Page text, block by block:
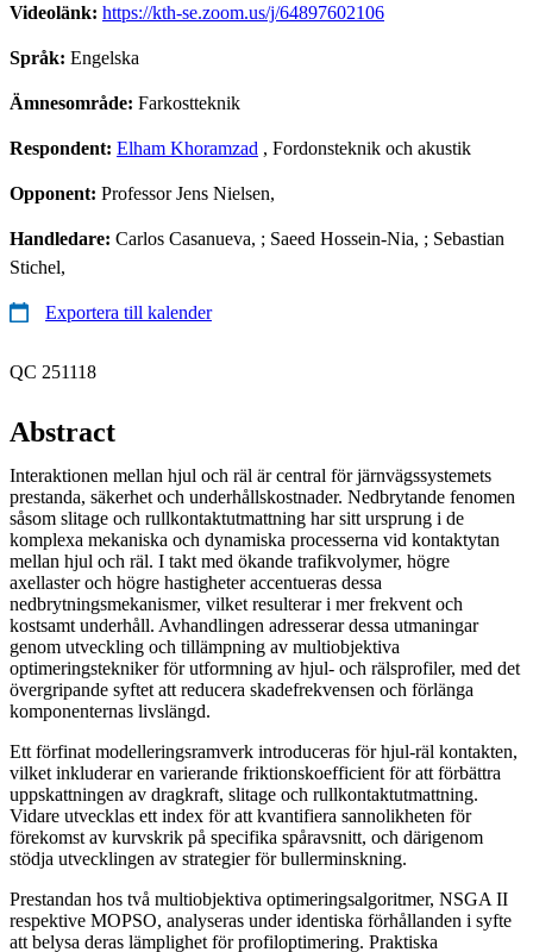
Videolänk: https://kth-se.zoom.us/j/64897602106
Språk: Engelska
Ämnesområde: Farkostteknik
Respondent: Elham Khoramzad , Fordonsteknik och akustik
Opponent: Professor Jens Nielsen,
Handledare: Carlos Casanueva, ; Saeed Hossein-Nia, ; Sebastian
Stichel,
Exportera till kalender
QC 251118
Abstract
Interaktionen mellan hjul och räl är central för järnvägssystemets
prestanda, säkerhet och underhållskostnader. Nedbrytande fenomen
såsom slitage och rullkontaktutmattning har sitt ursprung i de
komplexa mekaniska och dynamiska processerna vid kontaktytan
mellan hjul och räl. I takt med ökande trafikvolymer, högre
axellaster och högre hastigheter accentueras dessa
nedbrytningsmekanismer, vilket resulterar i mer frekvent och
kostsamt underhåll. Avhandlingen adresserar dessa utmaningar
genom utveckling och tillämpning av multiobjektiva
optimeringstekniker för utformning av hjul- och rälsprofiler, med det
övergripande syftet att reducera skadefrekvensen och förlänga
komponenternas livslängd.
Ett förfinat modelleringsramverk introduceras för hjul-räl kontakten,
vilket inkluderar en varierande friktionskoefficient för att förbättra
uppskattningen av dragkraft, slitage och rullkontaktutmattning.
Vidare utvecklas ett index för att kvantifiera sannolikheten för
förekomst av kurvskrik på specifika spåravsnitt, och därigenom
stödja utvecklingen av strategier för bullerminskning.
Prestandan hos två multiobjektiva optimeringsalgoritmer, NSGA II
respektive MOPSO, analyseras under identiska förhållanden i syfte
att belysa deras lämplighet för profiloptimering. Praktiska